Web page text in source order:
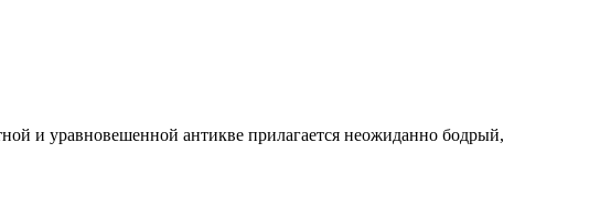
и уравновешенной антикве прилагается неожиданно бодрый,